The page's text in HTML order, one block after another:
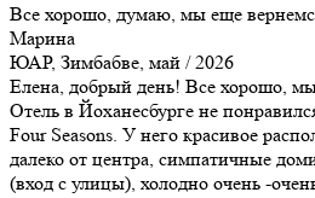
Все хорошо, думаю, мы еще
Марина
ЮАР, Зимбабве, май / 2026
Елена, добрый день! Все хорошо,
Отель в Йоханесбурге не
Four Seasons. У него красивое
далеко от центра, симпатичные
(вход с улицы), холодно очень -